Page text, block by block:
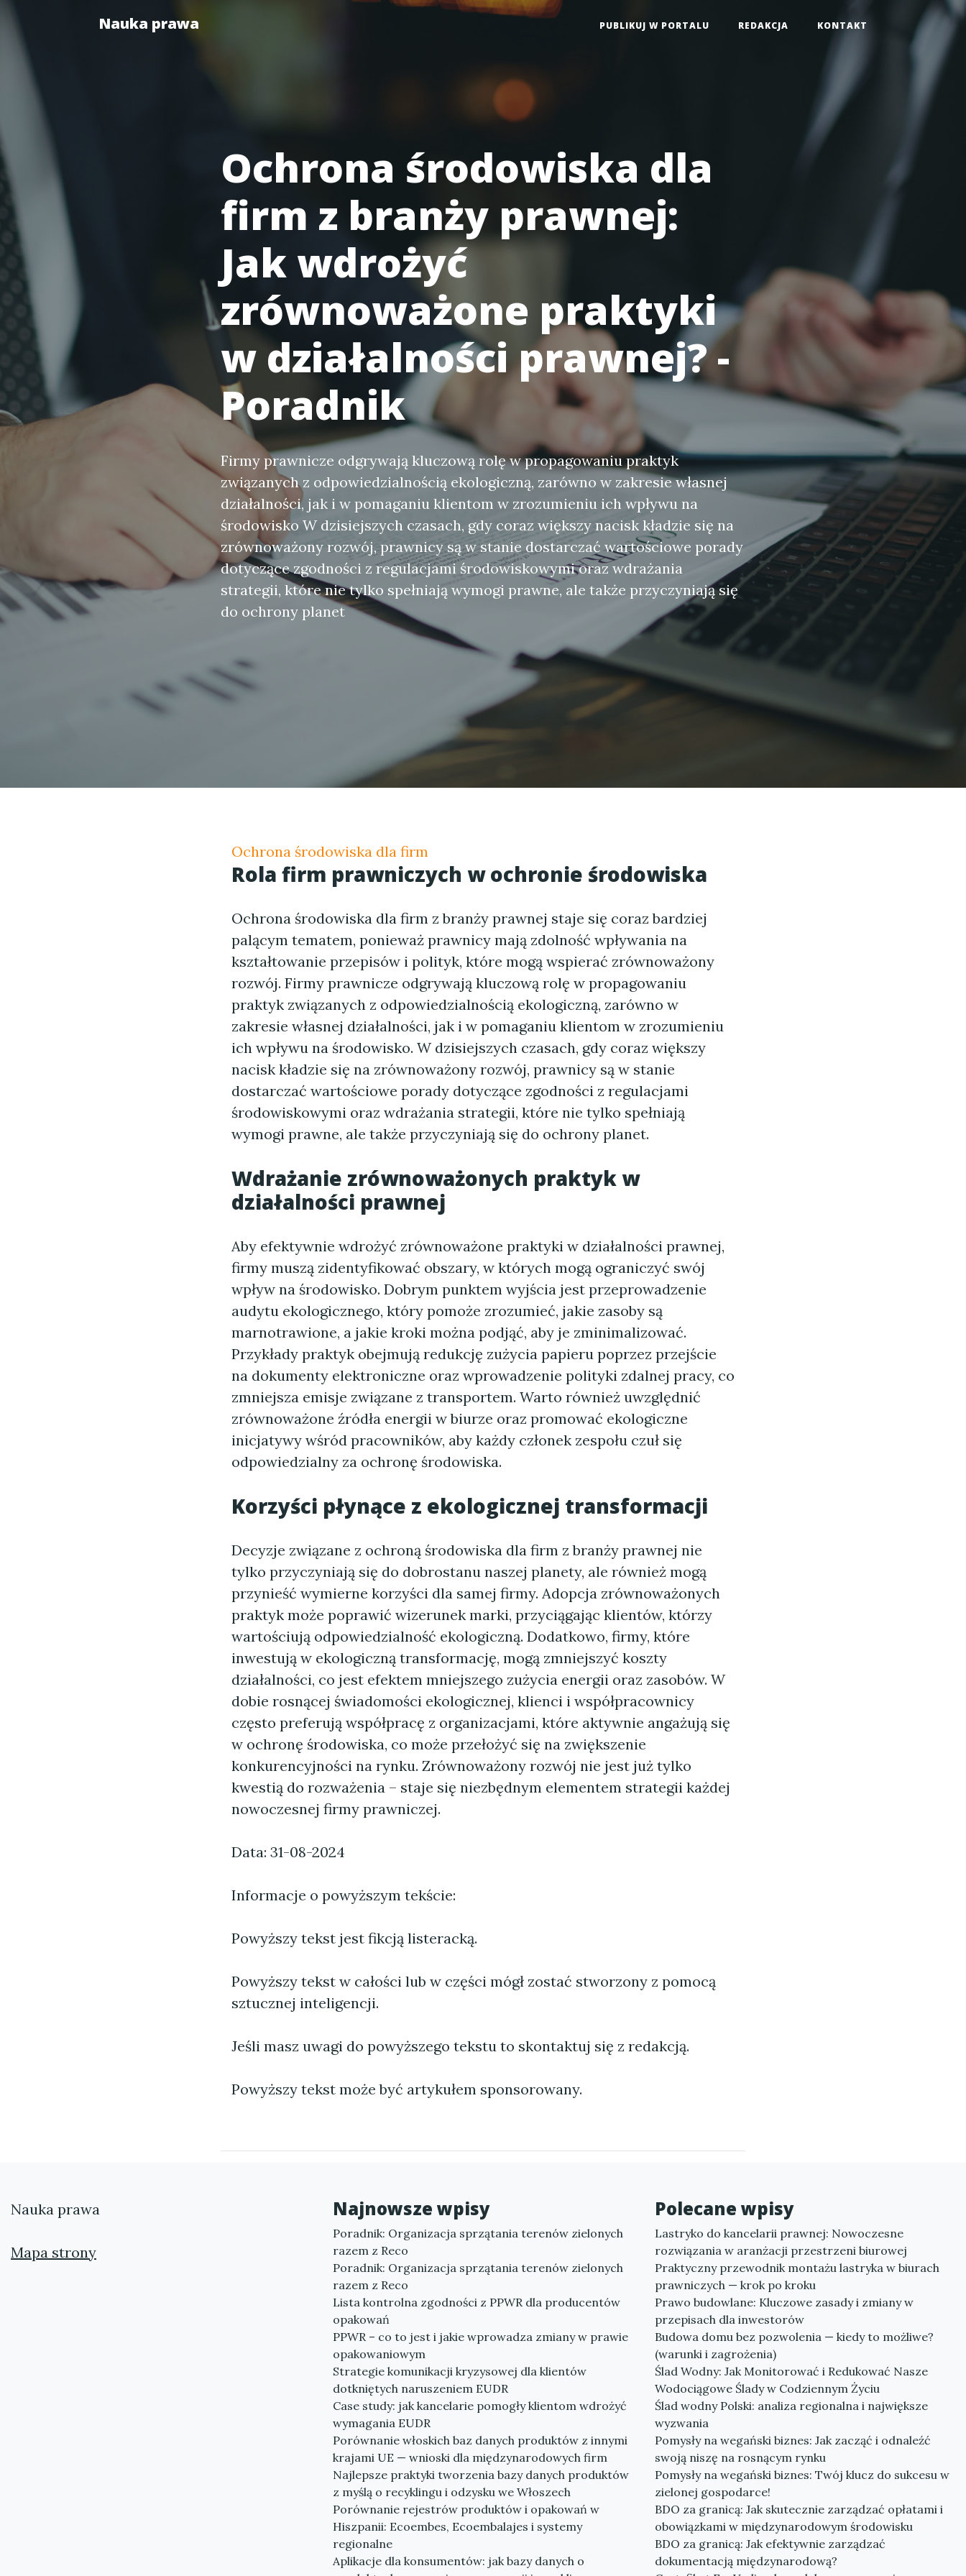
Nauka prawa PUBLIKUJ W PORTALU REDAKCJA KONTAKT
Ochrona środowiska dla
firm z branży prawnej:
Jak wdrożyć
zrównoważone praktyki
w działalności prawnej? -
Poradnik
Firmy prawnicze odgrywają kluczową rolę w propagowaniu praktyk
związanych z odpowiedzialnością ekologiczną, zarówno w zakresie własnej
działalności, jak i w pomaganiu klientom w zrozumieniu ich wpływu na
środowisko W dzisiejszych czasach, gdy coraz większy nacisk kładzie się na
zrównoważony rozwój, prawnicy są w stanie dostarczać wartościowe porady
dotyczące zgodności z regulacjami środowiskowymi oraz wdrażania
strategii, które nie tylko spełniają wymogi prawne, ale także przyczyniają się
do ochrony planet
Ochrona środowiska dla firm
Rola firm prawniczych w ochronie środowiska
Ochrona środowiska dla firm z branży prawnej staje się coraz bardziej
palącym tematem, ponieważ prawnicy mają zdolność wpływania na
kształtowanie przepisów i polityk, które mogą wspierać zrównoważony
rozwój. Firmy prawnicze odgrywają kluczową rolę w propagowaniu
praktyk związanych z odpowiedzialnością ekologiczną, zarówno w
zakresie własnej działalności, jak i w pomaganiu klientom w zrozumieniu
ich wpływu na środowisko. W dzisiejszych czasach, gdy coraz większy
nacisk kładzie się na zrównoważony rozwój, prawnicy są w stanie
dostarczać wartościowe porady dotyczące zgodności z regulacjami
środowiskowymi oraz wdrażania strategii, które nie tylko spełniają
wymogi prawne, ale także przyczyniają się do ochrony planet.
Wdrażanie zrównoważonych praktyk w
działalności prawnej
Aby efektywnie wdrożyć zrównoważone praktyki w działalności prawnej,
firmy muszą zidentyfikować obszary, w których mogą ograniczyć swój
wpływ na środowisko. Dobrym punktem wyjścia jest przeprowadzenie
audytu ekologicznego, który pomoże zrozumieć, jakie zasoby są
marnotrawione, a jakie kroki można podjąć, aby je zminimalizować.
Przykłady praktyk obejmują redukcję zużycia papieru poprzez przejście
na dokumenty elektroniczne oraz wprowadzenie polityki zdalnej pracy, co
zmniejsza emisje związane z transportem. Warto również uwzględnić
zrównoważone źródła energii w biurze oraz promować ekologiczne
inicjatywy wśród pracowników, aby każdy członek zespołu czuł się
odpowiedzialny za ochronę środowiska.
Korzyści płynące z ekologicznej transformacji
Decyzje związane z ochroną środowiska dla firm z branży prawnej nie
tylko przyczyniają się do dobrostanu naszej planety, ale również mogą
przynieść wymierne korzyści dla samej firmy. Adopcja zrównoważonych
praktyk może poprawić wizerunek marki, przyciągając klientów, którzy
wartościują odpowiedzialność ekologiczną. Dodatkowo, firmy, które
inwestują w ekologiczną transformację, mogą zmniejszyć koszty
działalności, co jest efektem mniejszego zużycia energii oraz zasobów. W
dobie rosnącej świadomości ekologicznej, klienci i współpracownicy
często preferują współpracę z organizacjami, które aktywnie angażują się
w ochronę środowiska, co może przełożyć się na zwiększenie
konkurencyjności na rynku. Zrównoważony rozwój nie jest już tylko
kwestią do rozważenia – staje się niezbędnym elementem strategii każdej
nowoczesnej firmy prawniczej.
Data: 31-08-2024
Informacje o powyższym tekście:
Powyższy tekst jest fikcją listeracką.
Powyższy tekst w całości lub w części mógł zostać stworzony z pomocą
sztucznej inteligencji.
Jeśli masz uwagi do powyższego tekstu to skontaktuj się z redakcją.
Powyższy tekst może być artykułem sponsorowany.
Nauka prawa
Mapa strony
Najnowsze wpisy
Poradnik: Organizacja sprzątania terenów zielonych
razem z Reco
Poradnik: Organizacja sprzątania terenów zielonych
razem z Reco
Lista kontrolna zgodności z PPWR dla producentów
opakowań
PPWR – co to jest i jakie wprowadza zmiany w prawie
opakowaniowym
Strategie komunikacji kryzysowej dla klientów
dotkniętych naruszeniem EUDR
Case study: jak kancelarie pomogły klientom wdrożyć
wymagania EUDR
Porównanie włoskich baz danych produktów z innymi
krajami UE — wnioski dla międzynarodowych firm
Najlepsze praktyki tworzenia bazy danych produktów
z myślą o recyklingu i odzysku we Włoszech
Porównanie rejestrów produktów i opakowań w
Hiszpanii: Ecoembes, Ecoembalajes i systemy
regionalne
Aplikacje dla konsumentów: jak bazy danych o
Polecane wpisy
Lastryko do kancelarii prawnej: Nowoczesne
rozwiązania w aranżacji przestrzeni biurowej
Praktyczny przewodnik montażu lastryka w biurach
prawniczych — krok po kroku
Prawo budowlane: Kluczowe zasady i zmiany w
przepisach dla inwestorów
Budowa domu bez pozwolenia — kiedy to możliwe?
(warunki i zagrożenia)
Ślad Wodny: Jak Monitorować i Redukować Nasze
Wodociągowe Ślady w Codziennym Życiu
Ślad wodny Polski: analiza regionalna i największe
wyzwania
Pomysły na wegański biznes: Jak zacząć i odnaleźć
swoją niszę na rosnącym rynku
Pomysły na wegański biznes: Twój klucz do sukcesu w
zielonej gospodarce!
BDO za granicą: Jak skutecznie zarządzać opłatami i
obowiązkami w międzynarodowym środowisku
BDO za granicą: Jak efektywnie zarządzać
dokumentacją międzynarodową?